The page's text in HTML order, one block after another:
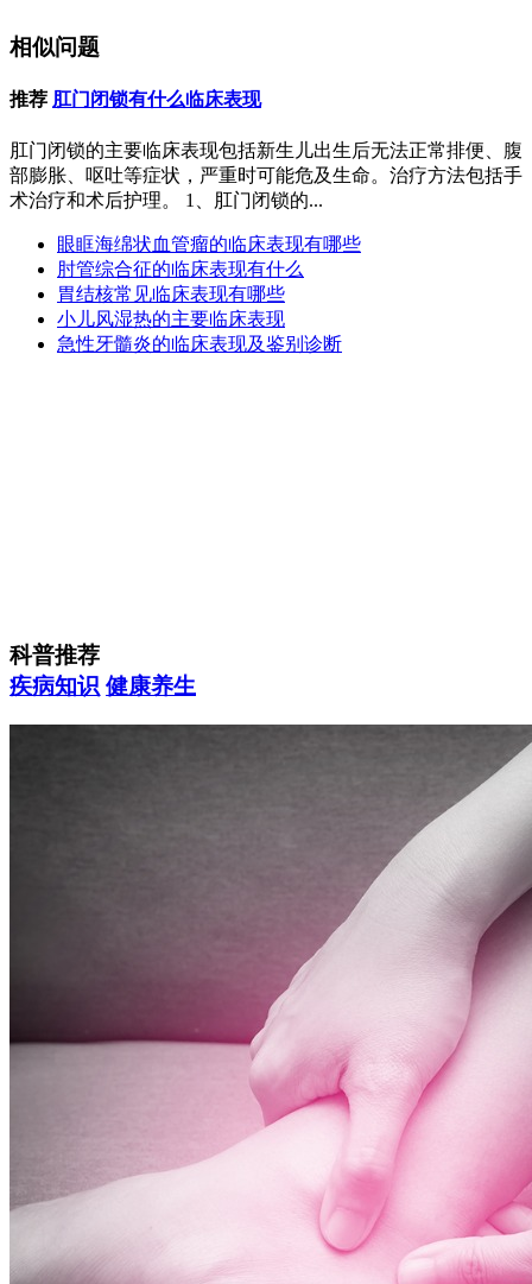
相似问题
推荐 肛门闭锁有什么临床表现
肛门闭锁的主要临床表现包括新生儿出生后无法正常排便、腹
部膨胀、呕吐等症状，严重时可能危及生命。治疗方法包括手
术治疗和术后护理。 1、肛门闭锁的...
眼眶海绵状血管瘤的临床表现有哪些
肘管综合征的临床表现有什么
胃结核常见临床表现有哪些
小儿风湿热的主要临床表现
急性牙髓炎的临床表现及鉴别诊断
科普推荐
疾病知识 健康养生